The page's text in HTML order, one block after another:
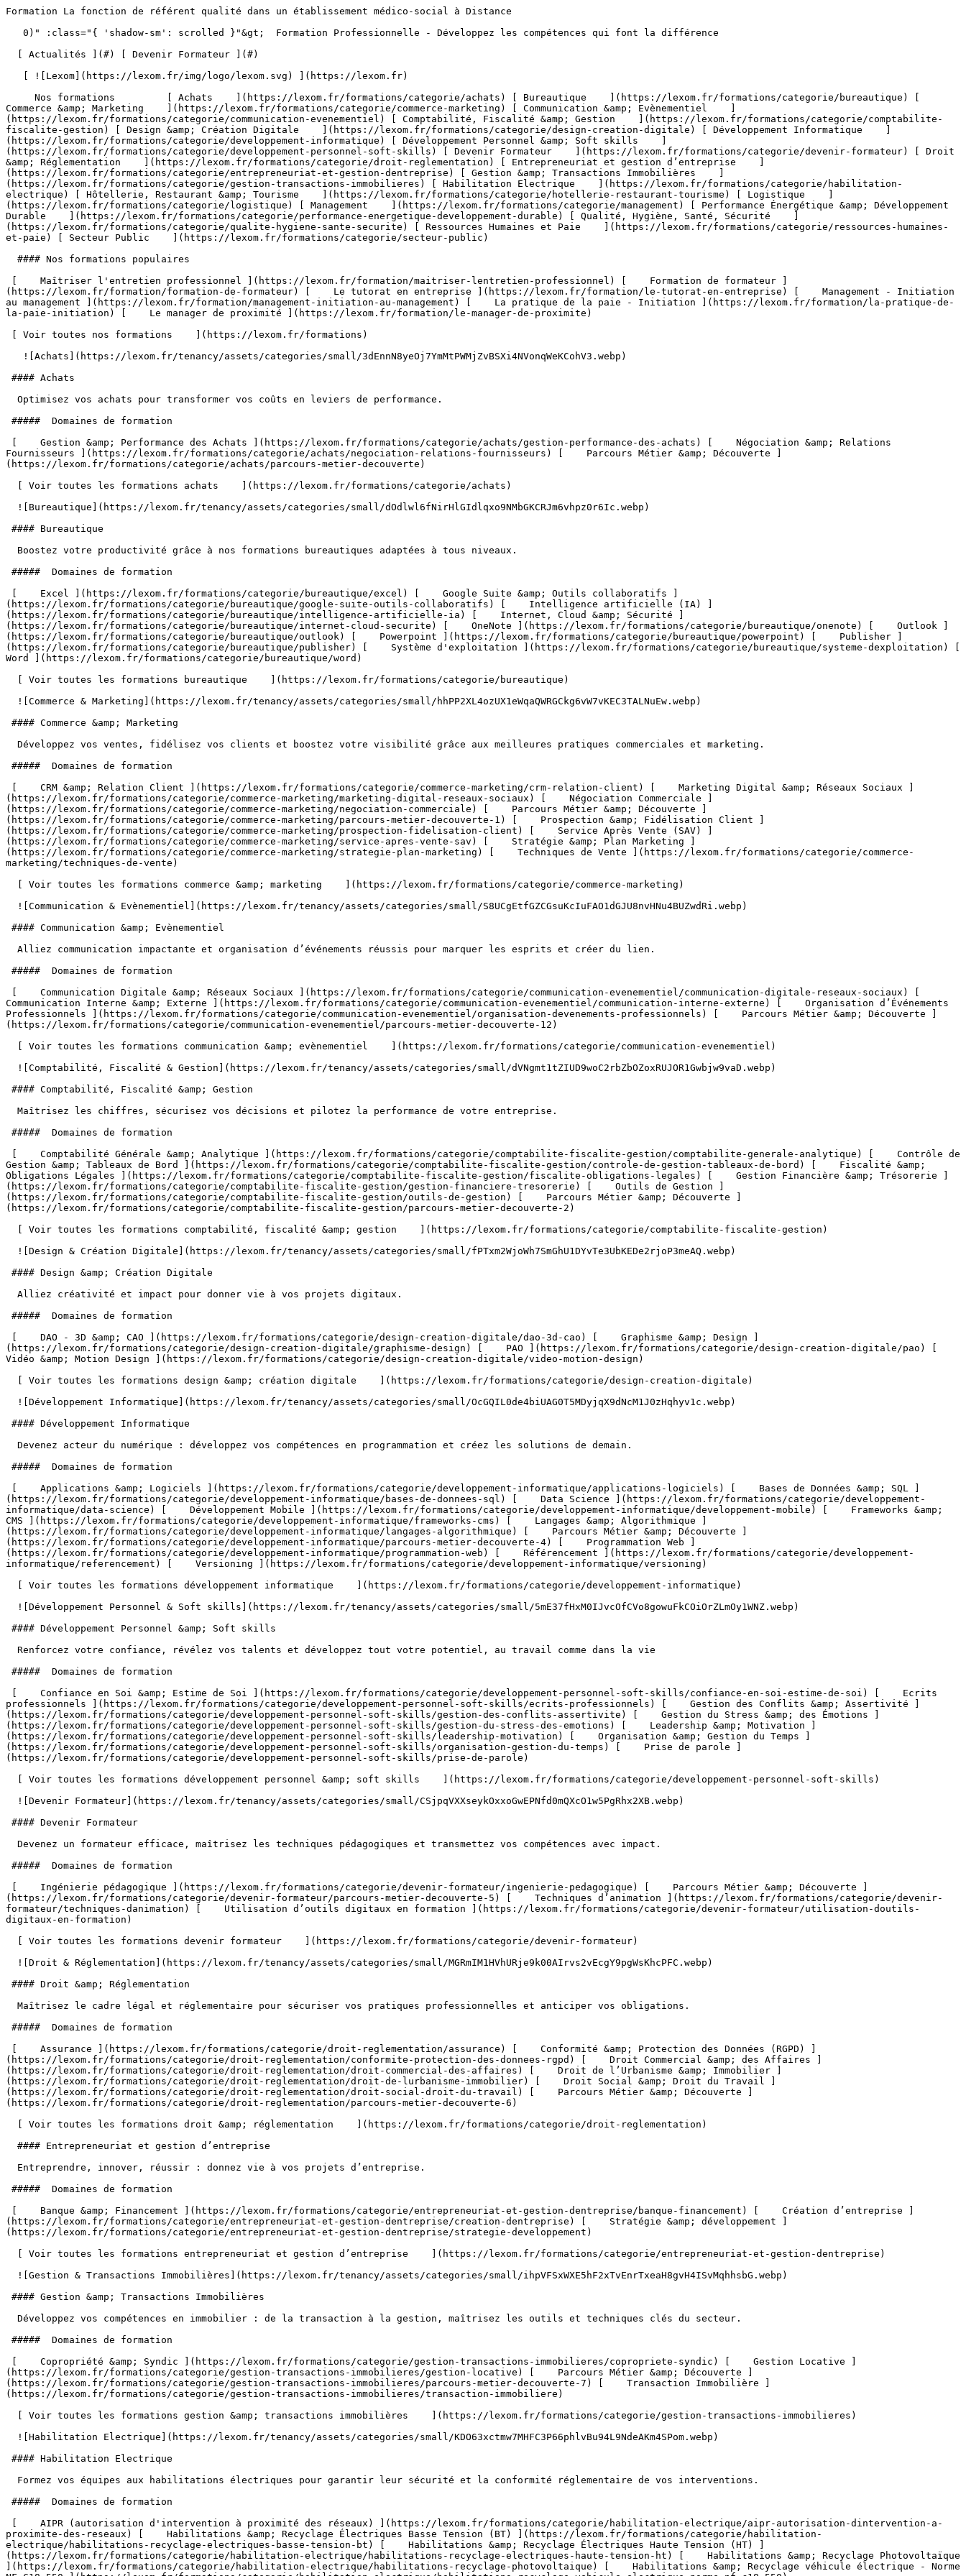
Formation La fonction de référent qualité dans un établissement médico-social à Distance                                   

   0)" :class="{ 'shadow-sm': scrolled }"&gt;  Formation Professionnelle - Développez les compétences qui font la différence 

  [ Actualités ](#) [ Devenir Formateur ](#)  

   [ ![Lexom](https://lexom.fr/img/logo/lexom.svg) ](https://lexom.fr) 

     Nos formations         [ Achats    ](https://lexom.fr/formations/categorie/achats) [ Bureautique    ](https://lexom.fr/formations/categorie/bureautique) [ Commerce &amp; Marketing    ](https://lexom.fr/formations/categorie/commerce-marketing) [ Communication &amp; Evènementiel    ](https://lexom.fr/formations/categorie/communication-evenementiel) [ Comptabilité, Fiscalité &amp; Gestion    ](https://lexom.fr/formations/categorie/comptabilite-fiscalite-gestion) [ Design &amp; Création Digitale    ](https://lexom.fr/formations/categorie/design-creation-digitale) [ Développement Informatique    ](https://lexom.fr/formations/categorie/developpement-informatique) [ Développement Personnel &amp; Soft skills    ](https://lexom.fr/formations/categorie/developpement-personnel-soft-skills) [ Devenir Formateur    ](https://lexom.fr/formations/categorie/devenir-formateur) [ Droit &amp; Réglementation    ](https://lexom.fr/formations/categorie/droit-reglementation) [ Entrepreneuriat et gestion d’entreprise    ](https://lexom.fr/formations/categorie/entrepreneuriat-et-gestion-dentreprise) [ Gestion &amp; Transactions Immobilières    ](https://lexom.fr/formations/categorie/gestion-transactions-immobilieres) [ Habilitation Electrique    ](https://lexom.fr/formations/categorie/habilitation-electrique) [ Hôtellerie, Restaurant &amp; Tourisme    ](https://lexom.fr/formations/categorie/hotellerie-restaurant-tourisme) [ Logistique    ](https://lexom.fr/formations/categorie/logistique) [ Management    ](https://lexom.fr/formations/categorie/management) [ Performance Énergétique &amp; Développement Durable    ](https://lexom.fr/formations/categorie/performance-energetique-developpement-durable) [ Qualité, Hygiène, Santé, Sécurité    ](https://lexom.fr/formations/categorie/qualite-hygiene-sante-securite) [ Ressources Humaines et Paie    ](https://lexom.fr/formations/categorie/ressources-humaines-et-paie) [ Secteur Public    ](https://lexom.fr/formations/categorie/secteur-public) 

  #### Nos formations populaires

 [    Maîtriser l'entretien professionnel ](https://lexom.fr/formation/maitriser-lentretien-professionnel) [    Formation de formateur ](https://lexom.fr/formation/formation-de-formateur) [    Le tutorat en entreprise ](https://lexom.fr/formation/le-tutorat-en-entreprise) [    Management - Initiation au management ](https://lexom.fr/formation/management-initiation-au-management) [    La pratique de la paie - Initiation ](https://lexom.fr/formation/la-pratique-de-la-paie-initiation) [    Le manager de proximité ](https://lexom.fr/formation/le-manager-de-proximite) 

 [ Voir toutes nos formations    ](https://lexom.fr/formations) 

   ![Achats](https://lexom.fr/tenancy/assets/categories/small/3dEnnN8yeOj7YmMtPWMjZvBSXi4NVonqWeKCohV3.webp) 

 #### Achats 

  Optimisez vos achats pour transformer vos coûts en leviers de performance.

 #####  Domaines de formation 

 [    Gestion &amp; Performance des Achats ](https://lexom.fr/formations/categorie/achats/gestion-performance-des-achats) [    Négociation &amp; Relations Fournisseurs ](https://lexom.fr/formations/categorie/achats/negociation-relations-fournisseurs) [    Parcours Métier &amp; Découverte ](https://lexom.fr/formations/categorie/achats/parcours-metier-decouverte) 

  [ Voir toutes les formations achats    ](https://lexom.fr/formations/categorie/achats) 

  ![Bureautique](https://lexom.fr/tenancy/assets/categories/small/dOdlwl6fNirHlGIdlqxo9NMbGKCRJm6vhpz0r6Ic.webp) 

 #### Bureautique 

  Boostez votre productivité grâce à nos formations bureautiques adaptées à tous niveaux.

 #####  Domaines de formation 

 [    Excel ](https://lexom.fr/formations/categorie/bureautique/excel) [    Google Suite &amp; Outils collaboratifs ](https://lexom.fr/formations/categorie/bureautique/google-suite-outils-collaboratifs) [    Intelligence artificielle (IA) ](https://lexom.fr/formations/categorie/bureautique/intelligence-artificielle-ia) [    Internet, Cloud &amp; Sécurité ](https://lexom.fr/formations/categorie/bureautique/internet-cloud-securite) [    OneNote ](https://lexom.fr/formations/categorie/bureautique/onenote) [    Outlook ](https://lexom.fr/formations/categorie/bureautique/outlook) [    Powerpoint ](https://lexom.fr/formations/categorie/bureautique/powerpoint) [    Publisher ](https://lexom.fr/formations/categorie/bureautique/publisher) [    Système d'exploitation ](https://lexom.fr/formations/categorie/bureautique/systeme-dexploitation) [    Word ](https://lexom.fr/formations/categorie/bureautique/word) 

  [ Voir toutes les formations bureautique    ](https://lexom.fr/formations/categorie/bureautique) 

  ![Commerce & Marketing](https://lexom.fr/tenancy/assets/categories/small/hhPP2XL4ozUX1eWqaQWRGCkg6vW7vKEC3TALNuEw.webp) 

 #### Commerce &amp; Marketing 

  Développez vos ventes, fidélisez vos clients et boostez votre visibilité grâce aux meilleures pratiques commerciales et marketing.

 #####  Domaines de formation 

 [    CRM &amp; Relation Client ](https://lexom.fr/formations/categorie/commerce-marketing/crm-relation-client) [    Marketing Digital &amp; Réseaux Sociaux ](https://lexom.fr/formations/categorie/commerce-marketing/marketing-digital-reseaux-sociaux) [    Négociation Commerciale ](https://lexom.fr/formations/categorie/commerce-marketing/negociation-commerciale) [    Parcours Métier &amp; Découverte ](https://lexom.fr/formations/categorie/commerce-marketing/parcours-metier-decouverte-1) [    Prospection &amp; Fidélisation Client ](https://lexom.fr/formations/categorie/commerce-marketing/prospection-fidelisation-client) [    Service Après Vente (SAV) ](https://lexom.fr/formations/categorie/commerce-marketing/service-apres-vente-sav) [    Stratégie &amp; Plan Marketing ](https://lexom.fr/formations/categorie/commerce-marketing/strategie-plan-marketing) [    Techniques de Vente ](https://lexom.fr/formations/categorie/commerce-marketing/techniques-de-vente) 

  [ Voir toutes les formations commerce &amp; marketing    ](https://lexom.fr/formations/categorie/commerce-marketing) 

  ![Communication & Evènementiel](https://lexom.fr/tenancy/assets/categories/small/S8UCgEtfGZCGsuKcIuFAO1dGJU8nvHNu4BUZwdRi.webp) 

 #### Communication &amp; Evènementiel 

  Alliez communication impactante et organisation d’événements réussis pour marquer les esprits et créer du lien.

 #####  Domaines de formation 

 [    Communication Digitale &amp; Réseaux Sociaux ](https://lexom.fr/formations/categorie/communication-evenementiel/communication-digitale-reseaux-sociaux) [    Communication Interne &amp; Externe ](https://lexom.fr/formations/categorie/communication-evenementiel/communication-interne-externe) [    Organisation d’Événements Professionnels ](https://lexom.fr/formations/categorie/communication-evenementiel/organisation-devenements-professionnels) [    Parcours Métier &amp; Découverte ](https://lexom.fr/formations/categorie/communication-evenementiel/parcours-metier-decouverte-12) 

  [ Voir toutes les formations communication &amp; evènementiel    ](https://lexom.fr/formations/categorie/communication-evenementiel) 

  ![Comptabilité, Fiscalité & Gestion](https://lexom.fr/tenancy/assets/categories/small/dVNgmt1tZIUD9woC2rbZbOZoxRUJOR1Gwbjw9vaD.webp) 

 #### Comptabilité, Fiscalité &amp; Gestion 

  Maîtrisez les chiffres, sécurisez vos décisions et pilotez la performance de votre entreprise.

 #####  Domaines de formation 

 [    Comptabilité Générale &amp; Analytique ](https://lexom.fr/formations/categorie/comptabilite-fiscalite-gestion/comptabilite-generale-analytique) [    Contrôle de Gestion &amp; Tableaux de Bord ](https://lexom.fr/formations/categorie/comptabilite-fiscalite-gestion/controle-de-gestion-tableaux-de-bord) [    Fiscalité &amp; Obligations Légales ](https://lexom.fr/formations/categorie/comptabilite-fiscalite-gestion/fiscalite-obligations-legales) [    Gestion Financière &amp; Trésorerie ](https://lexom.fr/formations/categorie/comptabilite-fiscalite-gestion/gestion-financiere-tresorerie) [    Outils de Gestion ](https://lexom.fr/formations/categorie/comptabilite-fiscalite-gestion/outils-de-gestion) [    Parcours Métier &amp; Découverte ](https://lexom.fr/formations/categorie/comptabilite-fiscalite-gestion/parcours-metier-decouverte-2) 

  [ Voir toutes les formations comptabilité, fiscalité &amp; gestion    ](https://lexom.fr/formations/categorie/comptabilite-fiscalite-gestion) 

  ![Design & Création Digitale](https://lexom.fr/tenancy/assets/categories/small/fPTxm2WjoWh7SmGhU1DYvTe3UbKEDe2rjoP3meAQ.webp) 

 #### Design &amp; Création Digitale 

  Alliez créativité et impact pour donner vie à vos projets digitaux.

 #####  Domaines de formation 

 [    DAO - 3D &amp; CAO ](https://lexom.fr/formations/categorie/design-creation-digitale/dao-3d-cao) [    Graphisme &amp; Design ](https://lexom.fr/formations/categorie/design-creation-digitale/graphisme-design) [    PAO ](https://lexom.fr/formations/categorie/design-creation-digitale/pao) [    Vidéo &amp; Motion Design ](https://lexom.fr/formations/categorie/design-creation-digitale/video-motion-design) 

  [ Voir toutes les formations design &amp; création digitale    ](https://lexom.fr/formations/categorie/design-creation-digitale) 

  ![Développement Informatique](https://lexom.fr/tenancy/assets/categories/small/OcGQIL0de4biUAG0T5MDyjqX9dNcM1J0zHqhyv1c.webp) 

 #### Développement Informatique 

  Devenez acteur du numérique : développez vos compétences en programmation et créez les solutions de demain.

 #####  Domaines de formation 

 [    Applications &amp; Logiciels ](https://lexom.fr/formations/categorie/developpement-informatique/app